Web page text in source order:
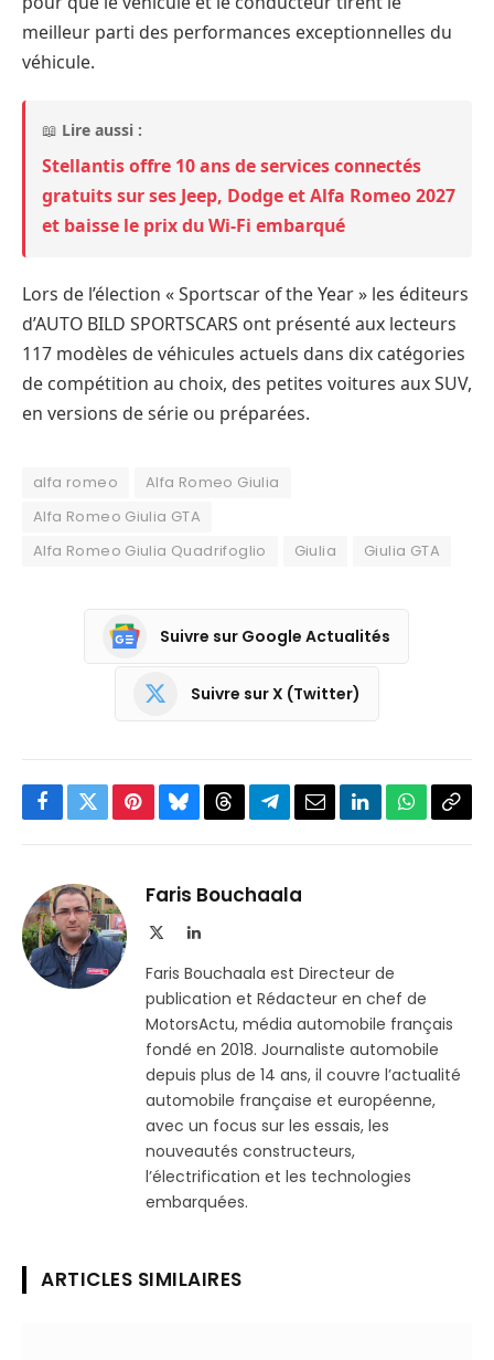
meilleur parti des performances exceptionnelles du
véhicule.
📖 Lire aussi :
Stellantis offre 10 ans de services connectés
gratuits sur ses Jeep, Dodge et Alfa Romeo 2027
et baisse le prix du Wi-Fi embarqué
Lors de l’élection « Sportscar of the Year » les éditeurs
d’AUTO BILD SPORTSCARS ont présenté aux lecteurs
117 modèles de véhicules actuels dans dix catégories
de compétition au choix, des petites voitures aux SUV,
en versions de série ou préparées.
alfa romeo
Alfa Romeo Giulia
Alfa Romeo Giulia GTA
Alfa Romeo Giulia Quadrifoglio
Giulia Giulia GTA
Suivre sur Google Actualités
Suivre sur X (Twitter)
Facebook
TwitterPinterestBlueskyThreadsPartager
Telegram
EmailLinkedInWhatsApp
Faris Bouchaala
LinkedIn
Faris Bouchaala est Directeur de
publication et Rédacteur en chef de
MotorsActu, média automobile français
fondé en 2018. Journaliste automobile
depuis plus de 14 ans, il couvre l’actualité
automobile française et européenne,
avec un focus sur les essais, les
nouveautés constructeurs,
l’électrification et les technologies
embarquées.
ARTICLES SIMILAIRES